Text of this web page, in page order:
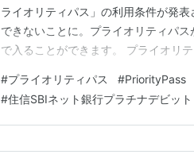
ライオリティパス」の利用条件が発
できないことに。プライオリティパ
で入ることができます。 プライオリ
ンプラチナビジネス」に付帯するのも
銀行プラチナデビッ…
#プライオリティパス #PriorityPass
#住信SBIネット銀行プラチナデビット